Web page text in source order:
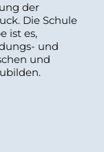
der
Die Schule
ist es,
und
und